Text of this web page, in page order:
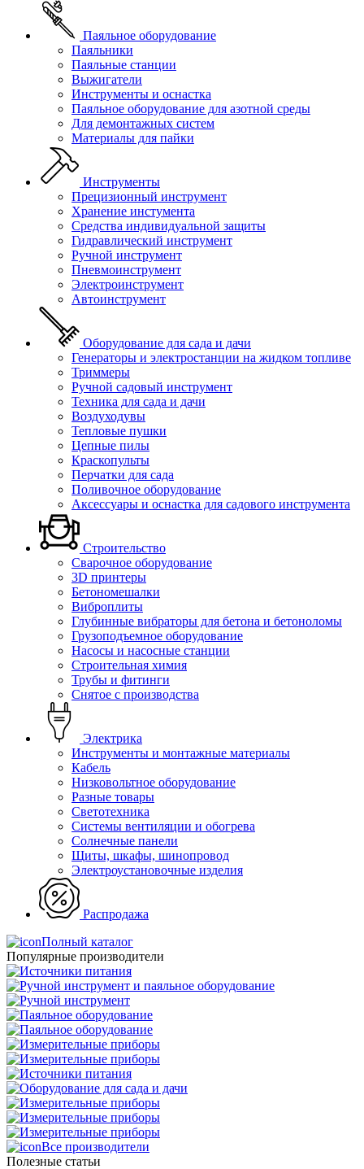
Паяльное оборудование
Паяльники
Паяльные станции
Выжигатели
Инструменты и оснастка
Паяльное оборудование для азотной среды
Для демонтажных систем
Материалы для пайки
Инструменты
Прецизионный инструмент
Хранение инстумента
Средства индивидуальной защиты
Гидравлический инструмент
Ручной инструмент
Пневмоинструмент
Электроинструмент
Автоинструмент
Оборудование для сада и дачи
Генераторы и электростанции на жидком топливе
Триммеры
Ручной садовый инструмент
Техника для сада и дачи
Воздуходувы
Тепловые пушки
Цепные пилы
Краскопульты
Перчатки для сада
Поливочное оборудование
Аксессуары и оснастка для садового инструмента
Строительство
Сварочное оборудование
3D принтеры
Бетономешалки
Виброплиты
Глубинные вибраторы для бетона и бетоноломы
Грузоподъемное оборудование
Насосы и насосные станции
Строительная химия
Трубы и фитинги
Снятое с производства
Электрика
Инструменты и монтажные материалы
Кабель
Низковольтное оборудование
Разные товары
Светотехника
Системы вентиляции и обогрева
Солнечные панели
Щиты, шкафы, шинопровод
Электроустановочные изделия
Распродажа
Полный каталог
Популярные производители
Все производители
Полезные статьи